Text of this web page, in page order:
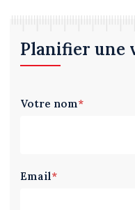
Planifier une
Votre nom*
Email*